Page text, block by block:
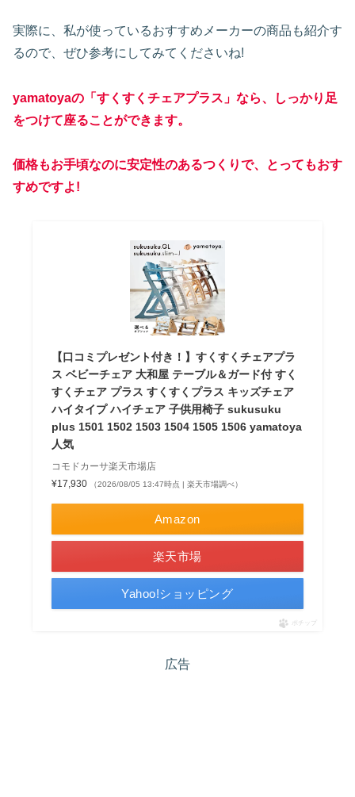
実際に、私が使っているおすすめメーカーの商品も紹介す
るので、ぜひ参考にしてみてくださいね!
yamatoyaの「すくすくチェアプラス」なら、しっかり足
をつけて座ることができます。
価格もお手頃なのに安定性のあるつくりで、とってもおす
すめですよ!
【口コミプレゼント付き！】すくすくチェアプラ
ス ベビーチェア 大和屋 テーブル＆ガード付 すく
すくチェア プラス すくすくプラス キッズチェア
ハイタイプ ハイチェア 子供用椅子 sukusuku
plus 1501 1502 1503 1504 1505 1506 yamatoya
人気
コモドカーサ楽天市場店
¥17,930
（2026/08/05 13:47時点 | 楽天市場調べ）
Amazon
楽天市場
Yahoo!ショッピング
ポチップ
広告